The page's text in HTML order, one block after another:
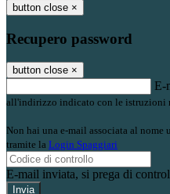
button close ×
Recupero password
button close ×
E-
all'indirizzo indicato con le istruzioni
Non hai una e-mail associata al nome
tramite la Login Spaggiari
E-mail inviata, si prega di